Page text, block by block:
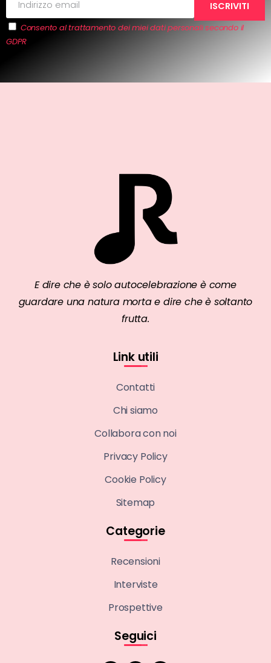
Consento al trattamento dei miei dati personali secondo il
GDPR
E dire che è solo autocelebrazione è come
guardare una natura morta e dire che è soltanto
frutta.
Link utili
Contatti
Chi siamo
Collabora con noi
Privacy Policy
Cookie Policy
Sitemap
Categorie
Recensioni
Interviste
Prospettive
Seguici